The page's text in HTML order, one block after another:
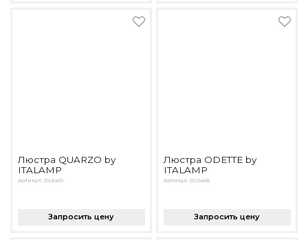
Люстра QUARZO by
ITALAMP
Артикул: OL5469
Запросить цену
Люстра ODETTE by
ITALAMP
Артикул: OL5468
Запросить цену